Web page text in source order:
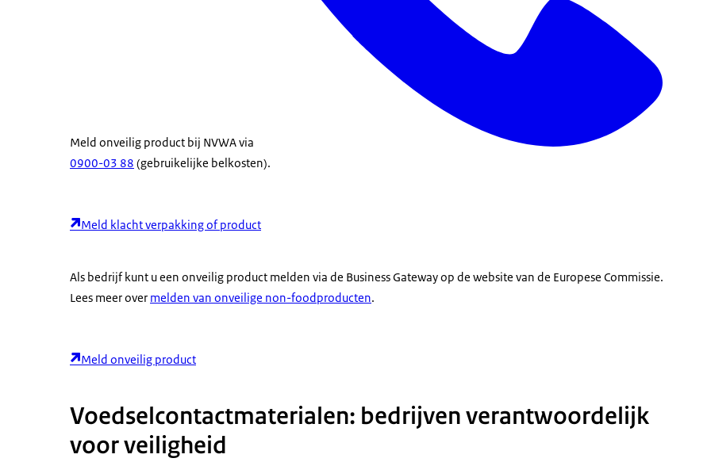
Meld onveilig product bij NVWA via
0900-03 88 (gebruikelijke belkosten).
Meld klacht verpakking of product
Als bedrijf kunt u een onveilig product melden via de Business Gateway op de website van de Europese Commissie.
Lees meer over melden van onveilige non-foodproducten.
Meld onveilig product
Voedselcontactmaterialen: bedrijven verantwoordelijk
voor veiligheid